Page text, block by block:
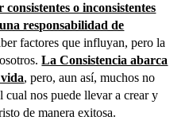
consistentes o inconsistentes
responsabilidad de
factores que influyan, pero la
La Consistencia abarca
, pero, aun así, muchos no
cual nos puede llevar a crear y
de manera exitosa.